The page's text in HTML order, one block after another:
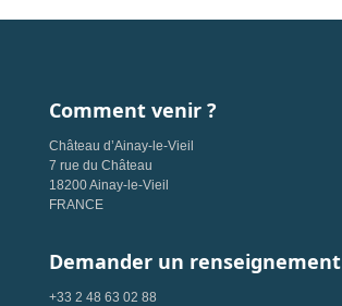
Comment venir ?
Château d’Ainay-le-Vieil
7 rue du Château
18200 Ainay-le-Vieil
FRANCE
Demander un renseignement
+33 2 48 63 02 88